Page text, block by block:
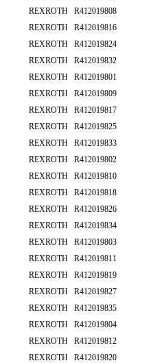
REXROTH R412019808
REXROTH R412019816
REXROTH R412019824
REXROTH R412019832
REXROTH R412019801
REXROTH R412019809
REXROTH R412019817
REXROTH R412019825
REXROTH R412019833
REXROTH R412019802
REXROTH R412019810
REXROTH R412019818
REXROTH R412019826
REXROTH R412019834
REXROTH R412019803
REXROTH R412019811
REXROTH R412019819
REXROTH R412019827
REXROTH R412019835
REXROTH R412019804
REXROTH R412019812
REXROTH R412019820